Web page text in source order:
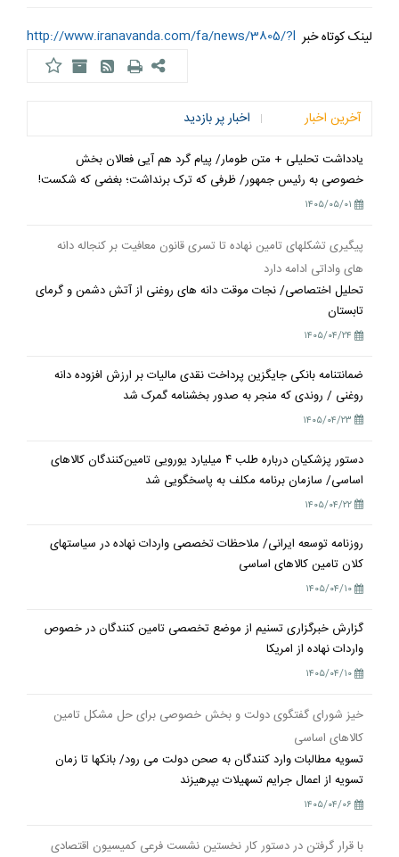
لینک کوتاه خبر http://www.iranavanda.com/fa/news/3805/?l
آخرین اخبار اخبار پر بازدید
یادداشت تحلیلی + متن طومار/ پیام گرد هم آیی فعالان بخش
خصوصی به رئیس جمهور/ ظرفی که ترک برنداشت؛ بغضی که شکست!
۱۴۰۵/۰۵/۰۱
پیگیری تشکلهای تامین نهاده تا تسری قانون معافیت بر کنجاله دانه
های واداتی ادامه دارد
تحلیل اختصاصی/ نجات موقت دانه های روغنی از آتش دشمن و گرمای
تابستان
۱۴۰۵/۰۴/۲۴
ضمانتنامه بانکی جایگزین پرداخت نقدی مالیات بر ارزش افزوده دانه
روغنی / روندی که منجر به صدور بخشنامه گمرک شد
۱۴۰۵/۰۴/۲۳
دستور پزشکیان درباره طلب ۴ میلیارد یورویی تامین‌کنندگان کالاهای
اساسی/ سازمان برنامه مکلف به پاسخگویی شد
۱۴۰۵/۰۴/۲۲
روزنامه توسعه ایرانی/ ملاحظات تخصصی واردات نهاده در سیاستهای
کلان تامین کالاهای اساسی
۱۴۰۵/۰۴/۱۰
گزارش خبرگزاری تسنیم از موضع تخصصی تامین کنندگان در خصوص
واردات نهاده از امریکا
۱۴۰۵/۰۴/۱۰
خیز شورای گفتگوی دولت و بخش خصوصی برای حل مشکل تامین
کالاهای اساسی
تسویه مطالبات وارد کنندگان به صحن دولت می رود/ بانکها تا زمان
تسویه از اعمال جرایم تسهیلات بپرهیزند
۱۴۰۵/۰۴/۰۶
با قرار گرفتن در دستور کار نخستین نشست فرعی کمیسیون اقتصادی